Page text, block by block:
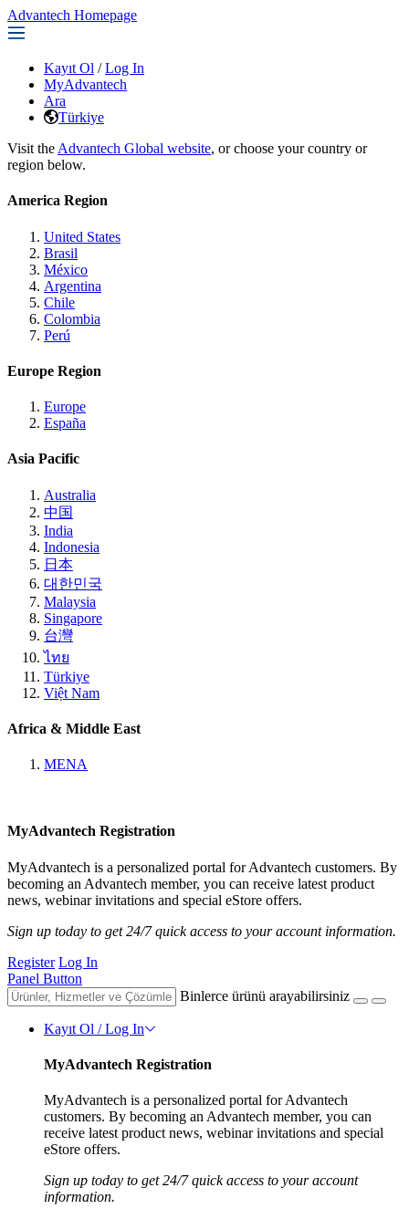
Advantech Homepage
Kayıt Ol / Log In
MyAdvantech
Ara
Türkiye
Visit the Advantech Global website, or choose your country or
region below.
America Region
United States
Brasil
México
Argentina
Chile
Colombia
Perú
Europe Region
Europe
España
Asia Pacific
Australia
中国
India
Indonesia
日本
대한민국
Malaysia
Singapore
台灣
ไทย
Türkiye
Việt Nam
Africa & Middle East
MENA
MyAdvantech Registration
MyAdvantech is a personalized portal for Advantech customers. By
becoming an Advantech member, you can receive latest product
news, webinar invitations and special eStore offers.
Sign up today to get 24/7 quick access to your account information.
Register Log In
Panel Button
Binlerce ürünü arayabilirsiniz
Kayıt Ol / Log In
MyAdvantech Registration
MyAdvantech is a personalized portal for Advantech
customers. By becoming an Advantech member, you can
receive latest product news, webinar invitations and special
eStore offers.
Sign up today to get 24/7 quick access to your account
information.